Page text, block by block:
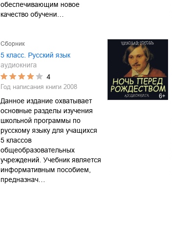
обеспечивающим новое
качество обучени…
Сборник
5 класс. Русский язык
аудиокнига
4
Год написания книги 2008
Данное издание охватывает
основные разделы изучения
школьной программы по
русскому языку для учащихся
5 классов
общеобразовательных
учреждений. Учебник является
информативным пособием,
предназнач…